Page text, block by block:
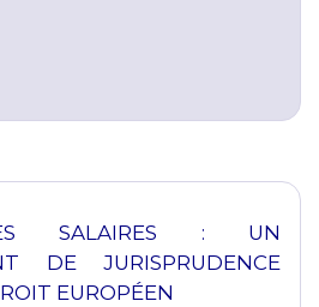
SALAIRES : UN
DE JURISPRUDENCE
EUROPÉEN